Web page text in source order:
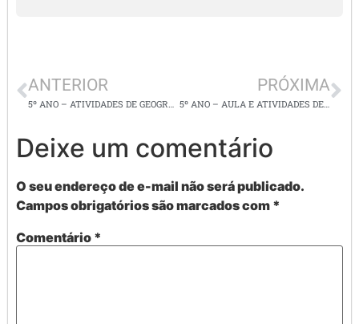
ANTERIOR PRÓXIMA
5º ANO – AULA E ATIVIDADES DE INGLÊS / NÚMEROS DE O a 60
Deixe um comentário
O seu endereço de e-mail não será publicado.
Campos obrigatórios são marcados com *
Comentário *